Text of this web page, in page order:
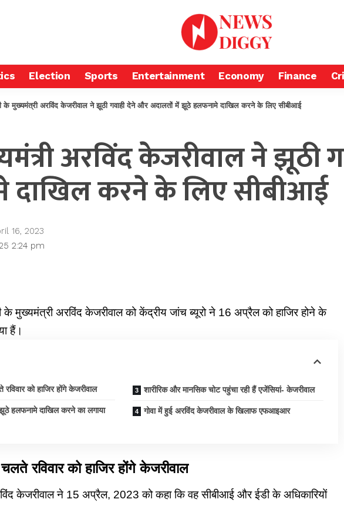
Election Sports Entertainment Economy Finance
के मुख्यमंत्री अरविंद केजरीवाल ने झूठी गवाही देने और अदालतों में झूठे हलफनामे दाखिल करने के लिए सीबीआई
अरविंद केजरीवाल ने झूठी
करने के लिए सीबीआई
2:24 pm
16, 2023
के मुख्यमंत्री अरविंद केजरीवाल को केंद्रीय जांच ब्यूरो ने 16 अप्रैल को हाजिर होने के
हैं।
को हाजिर होंगे केजरीवाल
हलफनामे दाखिल करने का लगाया
शारीरिक और मानसिक चोट पहुंचा रही हैं एजेंसियां- केजरीवाल
गोवा में हुई अरविंद केजरीवाल के खिलाफ एफआइआर
रविवार को हाजिर होंगे केजरीवाल
केजरीवाल ने 15 अप्रैल, 2023 को कहा कि वह सीबीआई और ईडी के अधिकारियों